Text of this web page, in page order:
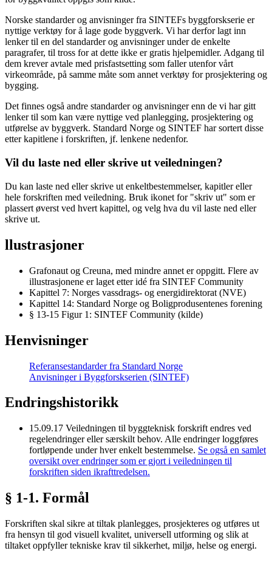
Norske standarder og anvisninger fra SINTEFs byggforskserie er
nyttige verktøy for å lage gode byggverk. Vi har derfor lagt inn
lenker til en del standarder og anvisninger under de enkelte
paragrafer, til tross for at dette ikke er gratis hjelpemidler. Adgang til
dem krever avtale med prisfastsetting som faller utenfor vårt
virkeområde, på samme måte som annet verktøy for prosjektering og
bygging.
Det finnes også andre standarder og anvisninger enn de vi har gitt
lenker til som kan være nyttige ved planlegging, prosjektering og
utførelse av byggverk. Standard Norge og SINTEF har sortert disse
etter kapitlene i forskriften, jf. lenkene nedenfor.
Vil du laste ned eller skrive ut veiledningen?
Du kan laste ned eller skrive ut enkeltbestemmelser, kapitler eller
hele forskriften med veiledning. Bruk ikonet for "skriv ut" som er
plassert øverst ved hvert kapittel, og velg hva du vil laste ned eller
skrive ut.
llustrasjoner
Grafonaut og Creuna, med mindre annet er oppgitt. Flere av
illustrasjonene er laget etter idé fra SINTEF Community
Kapittel 7: Norges vassdrags- og energidirektorat (NVE)
Kapittel 14: Standard Norge og Boligprodusentenes forening
§ 13-15 Figur 1: SINTEF Community (kilde)
Henvisninger
Referansestandarder fra Standard Norge
Anvisninger i Byggforskserien (SINTEF)
Endringshistorikk
15.09.17 Veiledningen til byggteknisk forskrift endres ved
regelendringer eller særskilt behov. Alle endringer loggføres
fortløpende under hver enkelt bestemmelse. Se også en samlet
oversikt over endringer som er gjort i veiledningen til
forskriften siden ikrafttredelsen.
§ 1-1. Formål
Forskriften skal sikre at tiltak planlegges, prosjekteres og utføres ut
fra hensyn til god visuell kvalitet, universell utforming og slik at
tiltaket oppfyller tekniske krav til sikkerhet, miljø, helse og energi.